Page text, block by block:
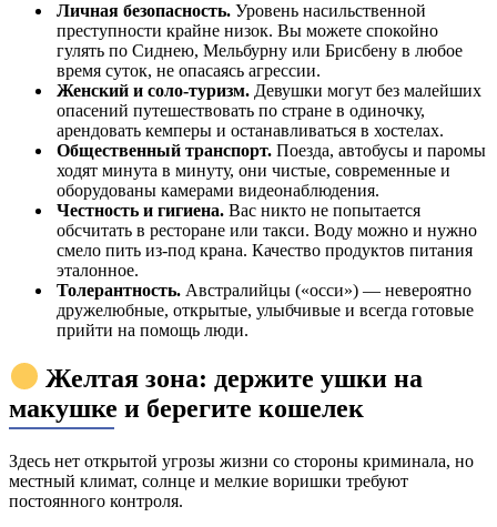
Личная безопасность. Уровень насильственной
преступности крайне низок. Вы можете спокойно
гулять по Сиднею, Мельбурну или Брисбену в любое
время суток, не опасаясь агрессии.
Женский и соло-туризм. Девушки могут без малейших
опасений путешествовать по стране в одиночку,
арендовать кемперы и останавливаться в хостелах.
Общественный транспорт. Поезда, автобусы и паромы
ходят минута в минуту, они чистые, современные и
оборудованы камерами видеонаблюдения.
Честность и гигиена. Вас никто не попытается
обсчитать в ресторане или такси. Воду можно и нужно
смело пить из-под крана. Качество продуктов питания
эталонное.
Толерантность. Австралийцы («осси») — невероятно
дружелюбные, открытые, улыбчивые и всегда готовые
прийти на помощь люди.
Желтая зона: держите ушки на
макушке и берегите кошелек
Здесь нет открытой угрозы жизни со стороны криминала, но
местный климат, солнце и мелкие воришки требуют
постоянного контроля.